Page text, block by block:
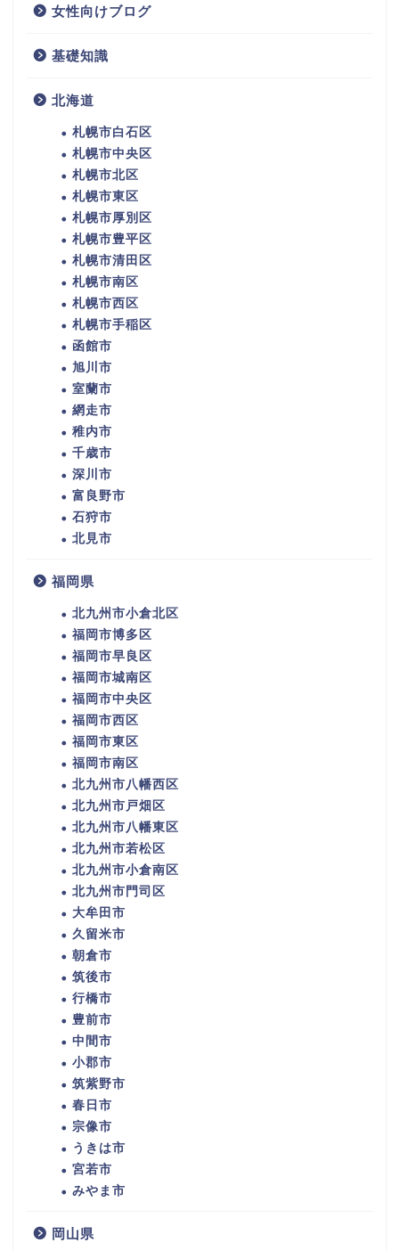
女性向けブログ
基礎知識
北海道
札幌市白石区
札幌市中央区
札幌市北区
札幌市東区
札幌市厚別区
札幌市豊平区
札幌市清田区
札幌市南区
札幌市西区
札幌市手稲区
函館市
旭川市
室蘭市
網走市
稚内市
千歳市
深川市
富良野市
石狩市
北見市
福岡県
北九州市小倉北区
福岡市博多区
福岡市早良区
福岡市城南区
福岡市中央区
福岡市西区
福岡市東区
福岡市南区
北九州市八幡西区
北九州市戸畑区
北九州市八幡東区
北九州市若松区
北九州市小倉南区
北九州市門司区
大牟田市
久留米市
朝倉市
筑後市
行橋市
豊前市
中間市
小郡市
筑紫野市
春日市
宗像市
うきは市
宮若市
みやま市
岡山県